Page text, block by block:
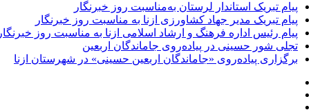
پیام تبریک استاندار لرستان به‌مناسبت روز خبرنگار
پیام تبریک مدیر جهاد کشاورزی ازنا به مناسبت روز خبرنگار
پیام رئیس اداره فرهنگ و ارشاد اسلامی ازنا به مناسبت روز خبرنگار
تجلی شور حسینی در پیاده‌روی جاماندگان اربعین
برگزاری پیاده‌روی «جاماندگان اربعین حسینی» در شهرستان ازنا